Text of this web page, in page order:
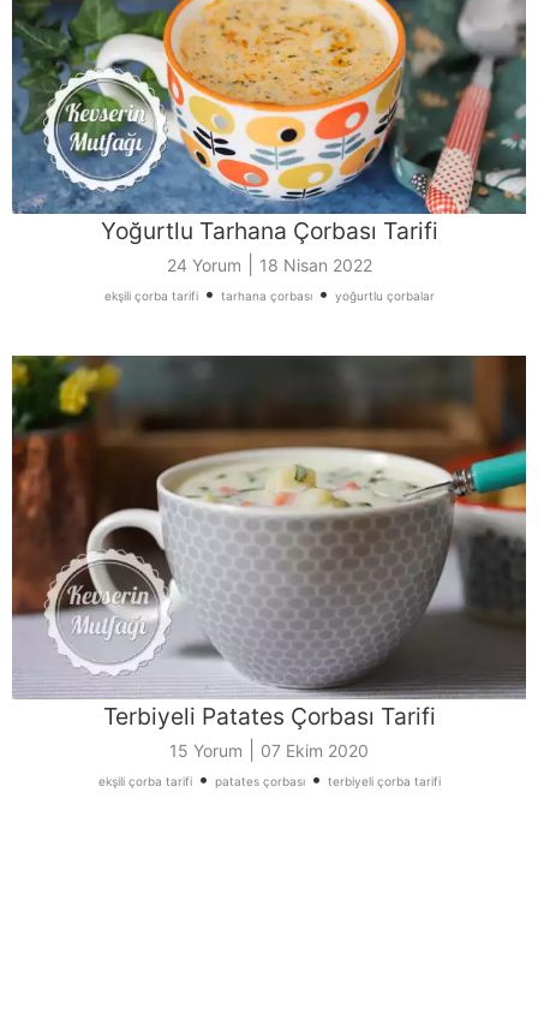
Yoğurtlu Tarhana Çorbası Tarifi
24 Yorum 18 Nisan 2022
ekşili çorba tarifi• tarhana çorbası• yoğurtlu çorbalar
Terbiyeli Patates Çorbası Tarifi
15 Yorum 07 Ekim 2020
ekşili çorba tarifi• patates çorbası• terbiyeli çorba tarifi